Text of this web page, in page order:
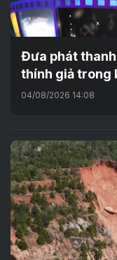
Đưa phát thanh
thính giả trong
04/08/2026 14:08